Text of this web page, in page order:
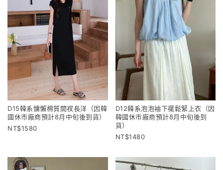
D15韓系慵懶棉質開衩長洋（因韓
國休市廠商預計8月中旬後到貨）
1580
D12韓系泡泡袖下襬鬆緊上衣（因
韓國休市廠商預計8月中旬後到
貨）
1480